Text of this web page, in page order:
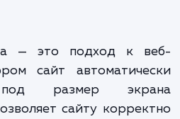
страниц, сложной
вёрстка:
адаптивную вёрстку
и сайтов с широким
с внешними